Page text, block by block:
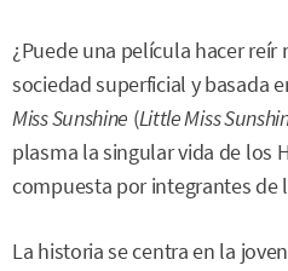
¿Puede una película hacer reír
sociedad superficial y basada
Miss Sunshine (Little Miss
plasma la singular vida de los
compuesta por integrantes de
La historia se centra en la